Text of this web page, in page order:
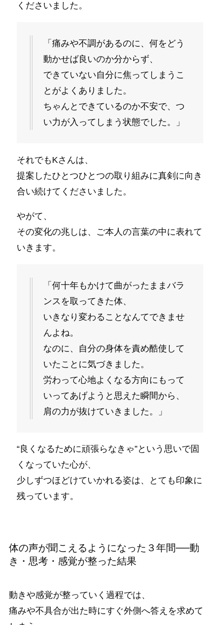
くださいました。
「痛みや不調があるのに、何をどう
動かせば良いのか分からず、
できていない自分に焦ってしまうこ
とがよくありました。
ちゃんとできているのか不安で、つ
い力が入ってしまう状態でした。」
それでもKさんは、
提案したひとつひとつの取り組みに真剣に向き
合い続けてくださいました。
やがて、
その変化の兆しは、ご本人の言葉の中に表れて
いきます。
「何十年もかけて曲がったままバラ
ンスを取ってきた体、
いきなり変わることなんてできませ
んよね。
なのに、自分の身体を責め酷使して
いたことに気づきました。
労わって心地よくなる方向にもって
いってあげようと思えた瞬間から、
肩の力が抜けていきました。」
“良くなるために頑張らなきゃ”という思いで固
くなっていた心が、
少しずつほどけていかれる姿は、とても印象に
残っています。
体の声が聞こえるようになった３年間──動
き・思考・感覚が整った結果
動きや感覚が整っていく過程では、
痛みや不具合が出た時にすぐ外側へ答えを求めて